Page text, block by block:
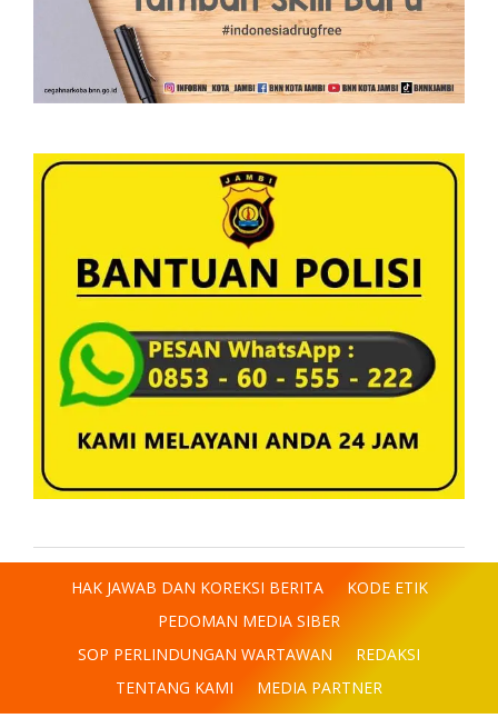
HAK JAWAB DAN KOREKSI BERITA
KODE ETIK
PEDOMAN MEDIA SIBER
SOP PERLINDUNGAN WARTAWAN
REDAKSI
TENTANG KAMI
MEDIA PARTNER